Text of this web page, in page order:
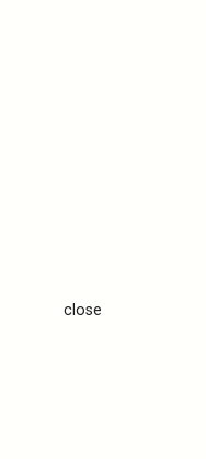
close